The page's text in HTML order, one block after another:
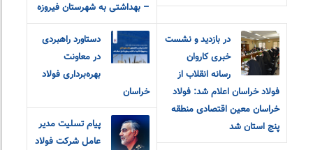
– بهداشتی به شهرستان فیروزه
در بازدید و نشست
خبری کاروان
رسانه انقلاب از
فولاد خراسان اعلام شد: فولاد
خراسان معین اقتصادی منطقه
پنج استان شد
دستاورد راهبردی
در معاونت
بهره‌برداری فولاد
خراسان
پیام تسلیت مدیر
عامل شرکت فولاد